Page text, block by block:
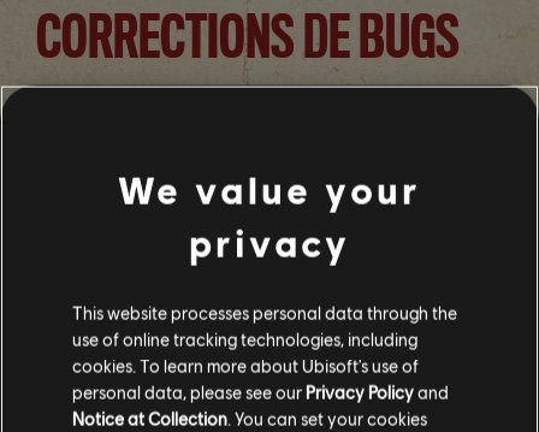
CORRECTIONS DE BUGS
Correction d'un problème qui entraînait
une boucle de réapparition infinie lors
de la mission "Le paradis perdu".
Correction d'un problème qui entraînait
visée lorsque vous fermiez le menu des
options.
Correction d'un problème lors duquel
l'ATH disparaissait complètement dans
certaines situations.
We value your
privacy
This website processes personal data through the
use of online tracking technologies, including
cookies. To learn more about Ubisoft's use of
personal data, please see our Privacy Policyand
Notice at Collection. You can set your cookies